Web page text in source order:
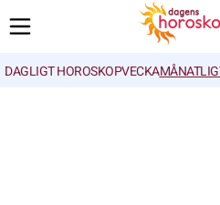
DAGLIGT HOROSKOPVECKA